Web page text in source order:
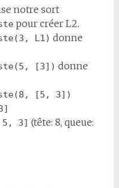
notre sort
pour créer L2.
L1) donne
[3]) donne
[5, 3])
3] (tête: 8, queue: